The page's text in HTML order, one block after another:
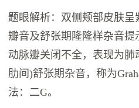
题眼解析：双侧颊部皮肤
瓣音及舒张期隆隆样杂音
动脉瓣关闭不全，表现为
肋间)舒张期杂音，称为
法：二G。